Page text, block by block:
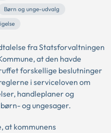
Børn og unge-udvalg
fra Statsforvaltningen
at den havde
forskellige beslutninger
i serviceloven om
handleplaner og
og ungesager.
at kommunens